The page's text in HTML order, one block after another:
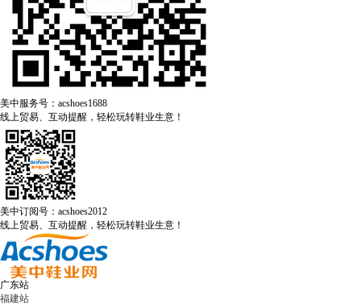
美中服务号：acshoes1688
线上贸易、互动提醒，轻松玩转鞋业生意！
美中订阅号：acshoes2012
线上贸易、互动提醒，轻松玩转鞋业生意！
广东站
福建站